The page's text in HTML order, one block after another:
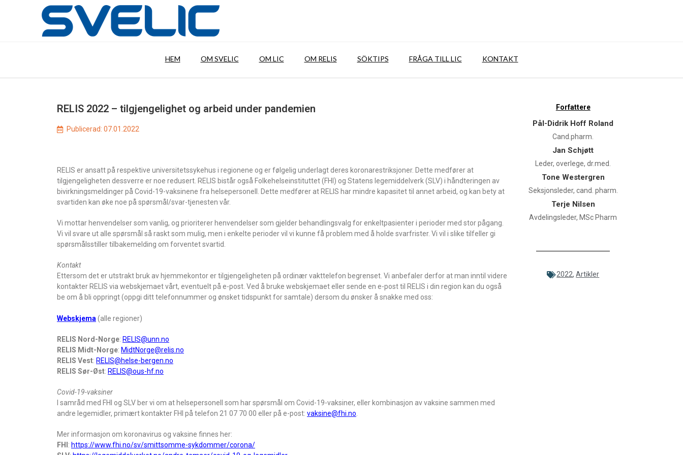
HEM OM SVELIC OM LIC OM RELIS SÖKTIPS FRÅGA TILL LIC KONTAKT
RELIS 2022 – tilgjengelighet og arbeid under pandemien
Publicerad: 07.01.2022
RELIS er ansatt på respektive universitetssykehus i regionene og er følgelig underlagt deres koronarestriksjoner. Dette medfører at
tilgjengeligheten dessverre er noe redusert. RELIS bistår også Folkehelseinstituttet (FHI) og Statens legemiddelverk (SLV) i håndteringen av
bivirkningsmeldinger på Covid-19-vaksinene fra helsepersonell. Dette medfører at RELIS har mindre kapasitet til annet arbeid, og kan bety at
svartiden kan øke noe på spørsmål/svar-tjenesten vår.
Vi mottar henvendelser som vanlig, og prioriterer henvendelser som gjelder behandlingsvalg for enkeltpasienter i perioder med stor pågang.
Vi vil svare ut alle spørsmål så raskt som mulig, men i enkelte perioder vil vi kunne få problem med å holde svarfrister. Vi vil i slike tilfeller gi
spørsmålsstiller tilbakemelding om forventet svartid.
Kontakt
Ettersom det er utstrakt bruk av hjemmekontor er tilgjengeligheten på ordinær vakttelefon begrenset. Vi anbefaler derfor at man inntil videre
kontakter RELIS via webskjemaet vårt, eventuelt på e-post. Ved å bruke webskjemaet eller sende en e-post til RELIS i din region kan du også
be om å bli oppringt (oppgi ditt telefonnummer og ønsket tidspunkt for samtale) dersom du ønsker å snakke med oss:
Webskjema (alle regioner)
RELIS Nord-Norge: RELIS@unn.no
RELIS Midt-Norge: MidtNorge@relis.no
RELIS Vest: RELIS@helse-bergen.no
RELIS Sør-Øst: RELIS@ous-hf.no
Covid-19-vaksiner
I samråd med FHI og SLV ber vi om at helsepersonell som har spørsmål om Covid-19-vaksiner, eller kombinasjon av vaksine sammen med
andre legemidler, primært kontakter FHI på telefon 21 07 70 00 eller på e-post: vaksine@fhi.no
Mer informasjon om koronavirus og vaksine finnes her:
FHI : https://www.fhi.no/sv/smittsomme-sykdommer/corona/
Forfattere
Pål-Didrik Hoff Roland
Cand.pharm.
Jan Schjøtt
Leder, overlege, dr.med.
Tone Westergren
Seksjonsleder, cand. pharm.
Terje Nilsen
Avdelingsleder, MSc Pharm
2022,Artikler